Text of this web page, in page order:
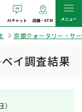
AIチャット 店舗・ATM メニュー
京銀クォータリー・サ
イ調査結果